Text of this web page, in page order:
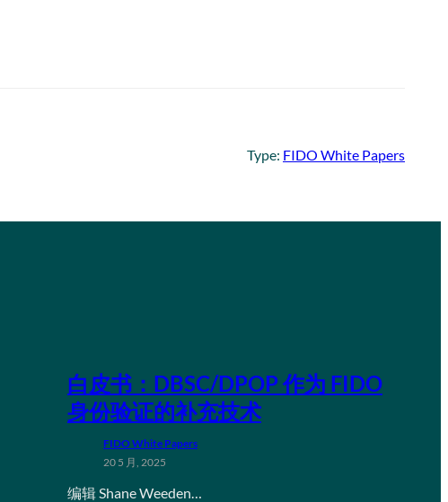
Type: FIDO White Papers
白皮书：DBSC/DPOP 作为 FIDO
身份验证的补充技术
FIDO White Papers
20 5 月, 2025
编辑 Shane Weeden…